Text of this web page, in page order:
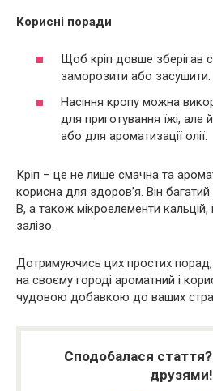
Корисні поради
Щоб кріп довше зберігав
заморозити або засушити.
Насіння кропу можна
для приготування їжі, але
або для ароматизації олії.
Кріп – це не лише смачна та
корисна для здоров’я. Він багатий
B, а також мікроелементи
залізо.
Дотримуючись цих простих
на своєму городі ароматний і
чудовою добавкою до ваших
Сподобалася стаття?
друзями!